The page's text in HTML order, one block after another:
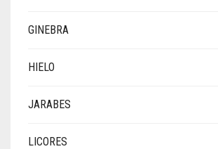
GINEBRA
HIELO
JARABES
LICORES